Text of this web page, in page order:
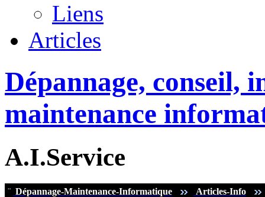
Liens
Articles
Dépannage, conseil,
maintenance
A.I.Service
¨ Dépannage-Maintenance-Informatique Articles-Info